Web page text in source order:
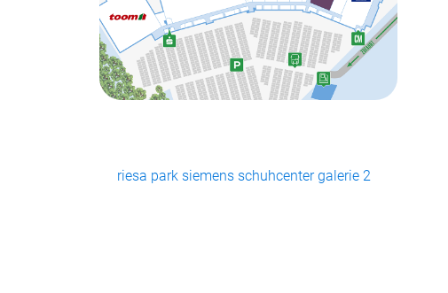
riesa park siemens schuhcenter galerie 2